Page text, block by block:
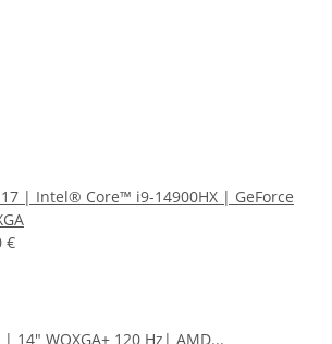
| Intel® Core™ i9-14900HX | GeForce
€